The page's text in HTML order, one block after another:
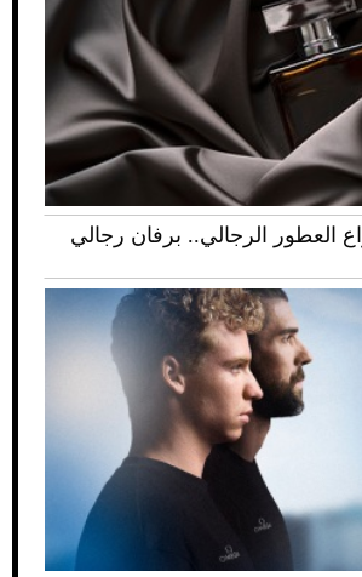
العطور الرجالي.. برفان رجالي